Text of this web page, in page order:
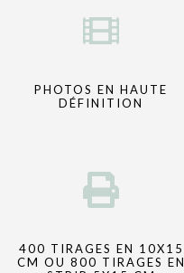
PHOTOS EN HAUTE
DÉFINITION
400 TIRAGES EN 10X15
CM OU 800 TIRAGES EN